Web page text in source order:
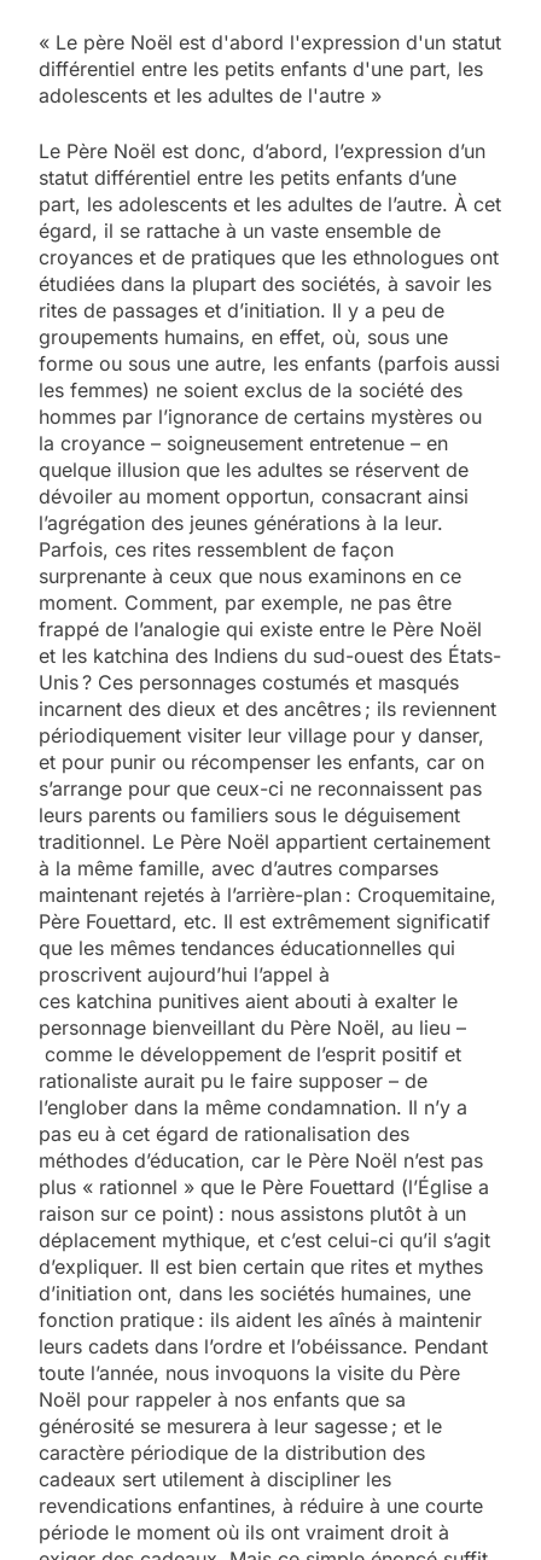
« Le père Noël est d'abord l'expression d'un statut
différentiel entre les petits enfants d'une part, les
adolescents et les adultes de l'autre »
Le Père Noël est donc, d’abord, l’expression d’un
statut différentiel entre les petits enfants d’une
part, les adolescents et les adultes de l’autre. À cet
égard, il se rattache à un vaste ensemble de
croyances et de pratiques que les ethnologues ont
étudiées dans la plupart des sociétés, à savoir les
rites de passages et d’initiation. Il y a peu de
groupements humains, en effet, où, sous une
forme ou sous une autre, les enfants (parfois aussi
les femmes) ne soient exclus de la société des
hommes par l’ignorance de certains mystères ou
la croyance – soigneusement entretenue – en
quelque illusion que les adultes se réservent de
dévoiler au moment opportun, consacrant ainsi
l’agrégation des jeunes générations à la leur.
Parfois, ces rites ressemblent de façon
surprenante à ceux que nous examinons en ce
moment. Comment, par exemple, ne pas être
frappé de l’analogie qui existe entre le Père Noël
et les katchina des Indiens du sud-ouest des États-
Unis ? Ces personnages costumés et masqués
incarnent des dieux et des ancêtres ; ils reviennent
périodiquement visiter leur village pour y danser,
et pour punir ou récompenser les enfants, car on
s’arrange pour que ceux-ci ne reconnaissent pas
leurs parents ou familiers sous le déguisement
traditionnel. Le Père Noël appartient certainement
à la même famille, avec d’autres comparses
maintenant rejetés à l’arrière-plan : Croquemitaine,
Père Fouettard, etc. Il est extrêmement significatif
que les mêmes tendances éducationnelles qui
proscrivent aujourd’hui l’appel à
ces katchina punitives aient abouti à exalter le
personnage bienveillant du Père Noël, au lieu –
comme le développement de l’esprit positif et
rationaliste aurait pu le faire supposer – de
l’englober dans la même condamnation. Il n’y a
pas eu à cet égard de rationalisation des
méthodes d’éducation, car le Père Noël n’est pas
plus « rationnel » que le Père Fouettard (l’Église a
raison sur ce point) : nous assistons plutôt à un
déplacement mythique, et c’est celui-ci qu’il s’agit
d’expliquer. Il est bien certain que rites et mythes
d’initiation ont, dans les sociétés humaines, une
fonction pratique : ils aident les aînés à maintenir
leurs cadets dans l’ordre et l’obéissance. Pendant
toute l’année, nous invoquons la visite du Père
Noël pour rappeler à nos enfants que sa
générosité se mesurera à leur sagesse ; et le
caractère périodique de la distribution des
cadeaux sert utilement à discipliner les
revendications enfantines, à réduire à une courte
période le moment où ils ont vraiment droit à